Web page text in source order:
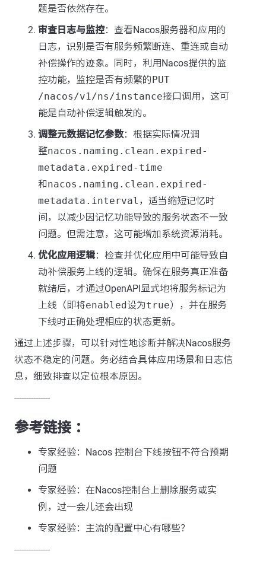
题是否依然存在。
审查日志与监控：查看Nacos服务器和应用的
日志，识别是否有服务频繁断连、重连或自动
补偿操作的迹象。同时，利用Nacos提供的监
控功能，监控是否有频繁的PUT
/nacos/v1/ns/instance接口调用，这可
能是自动补偿逻辑触发的。
调整元数据记忆参数：根据实际情况调
整nacos.naming.clean.expired-
metadata.expired-time
和nacos.naming.clean.expired-
metadata.interval ，适当缩短记忆时
间，以减少因记忆功能导致的服务状态不一致
问题。但需注意，这可能增加系统资源消耗。
优化应用逻辑：检查并优化应用中可能导致自
动补偿服务上线的逻辑。确保在服务真正准备
就绪后，才通过OpenAPI显式地将服务标记为
上线（即将enabled设为true），并在服务
下线时正确处理相应的状态更新。
通过上述步骤，可以针对性地诊断并解决Nacos服务
状态不稳定的问题。务必结合具体应用场景和日志信
息，细致排查以定位根本原因。
---------------
参考链接 ：
专家经验：Nacos 控制台下线按钮不符合预期
问题
专家经验：在Nacos控制台上删除服务或实
例，过一会儿还会出现
专家经验：主流的配置中心有哪些？
---------------